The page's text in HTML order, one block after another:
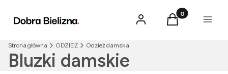
Zaloguj sięProdukty w
Koszyk Menu
Strona główna ODZIEŻ Odzież damska
Bluzki damskie